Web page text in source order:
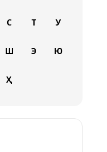
С Т У
Ш Э Ю
Ҳ